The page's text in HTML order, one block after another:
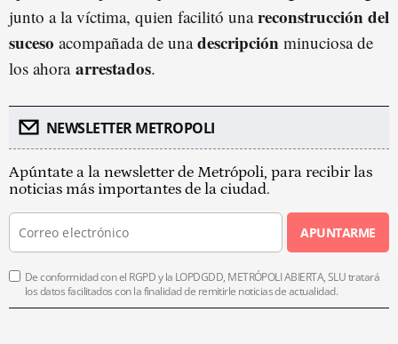
junto a la víctima, quien facilitó unareconstrucción del
suceso acompañada de unadescripción minuciosa de
los ahora arrestados.
NEWSLETTER METROPOLI
Apúntate a la newsletter de Metrópoli, para recibir las
noticias más importantes de la ciudad.
APUNTARME
De conformidad con el RGPD y la LOPDGDD, METRÓPOLI ABIERTA, SLU tratará
los datos facilitados con la finalidad de remitirle noticias de actualidad.